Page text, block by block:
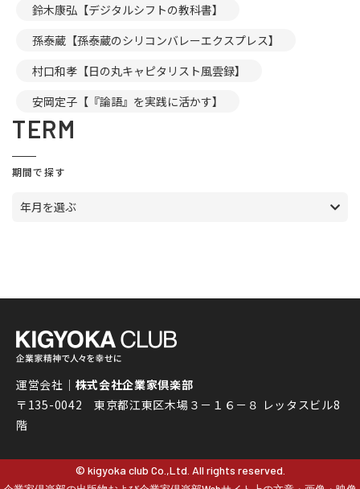
鈴木康弘【デジタルシフトの教科書】
孫泰蔵【孫泰蔵のシリコンバレーエクスプレス】
村口和孝【日の丸キャピタリスト風雲録】
安岡定子【『論語』を実践に活かす】
TERM
期間で探す
年月を選ぶ
運営会社｜ 株式会社企業家倶楽部
〒135-0042 東京都江東区木場３－１６－８ レッタスビル8
階
© kigyoka club Co.,Ltd. All rights reserved.